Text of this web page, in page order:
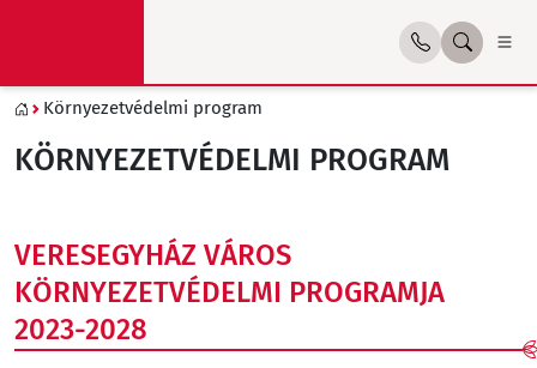
Környezetvédelmi program
KÖRNYEZETVÉDELMI PROGRAM
VERESEGYHÁZ VÁROS
KÖRNYEZETVÉDELMI PROGRAMJA
2023-2028